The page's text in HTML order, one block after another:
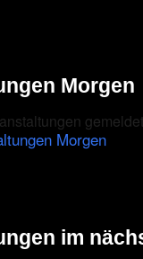
Morgen
gemeldet
Morgen
im